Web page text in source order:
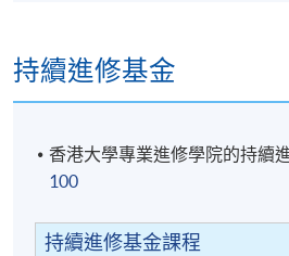
持續進修基金
香港大學專業進修學院的持續
100
持續進修基金課程